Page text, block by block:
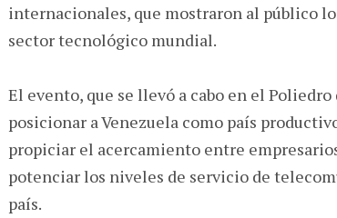
internacionales, que mostraron al público
sector tecnológico mundial.
El evento, que se llevó a cabo en el
posicionar a Venezuela como país
propiciar el acercamiento entre
potenciar los niveles de servicio de
país.